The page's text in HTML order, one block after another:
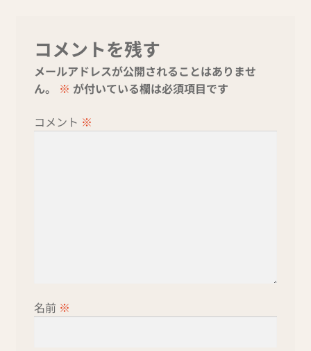
コメントを残す
メールアドレスが公開されることはありませ
ん。
※ が付いている欄は必須項目です
コメント ※
名前 ※